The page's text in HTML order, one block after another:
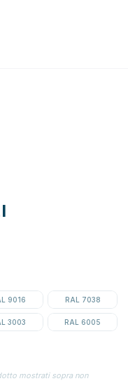
9016 RAL 7038
3003 RAL 6005
mostrati sopra non